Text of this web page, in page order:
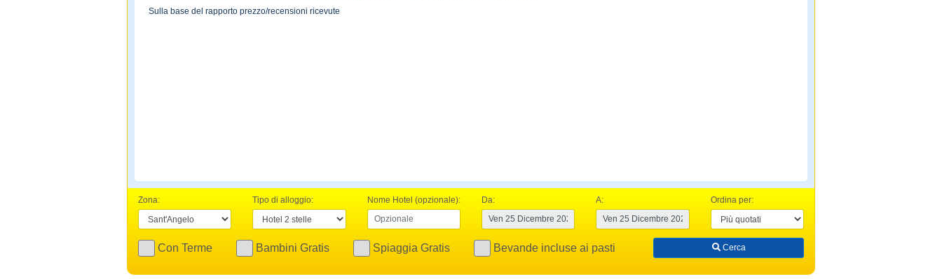
Sulla base del rapporto prezzo/recensioni ricevute
Zona: Tipo di alloggio: Nome Hotel (opzionale): Da: A: Ordina per:
Con Terme Bambini Gratis Spiaggia Gratis Bevande incluse ai pasti Cerca